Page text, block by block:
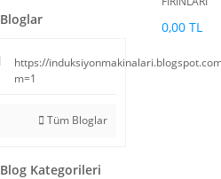
Bloglar
https://
m=1
Tüm Bloglar
Blog Kategorileri
0,00 TL